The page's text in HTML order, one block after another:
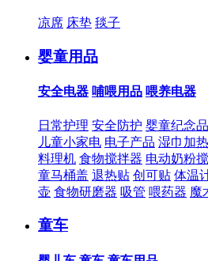
凉席 床垫 毯子
婴童用品
安全电器 哺喂用品 喂养电器
日常护理 安全防护 婴童纪念品
儿童小家电 电子产品 湿巾加
料理机 食物搅拌器 电动奶粉
童马桶盖 退热贴 创可贴 体温
壶 食物研磨器 吸管 喂药器 魔
童车